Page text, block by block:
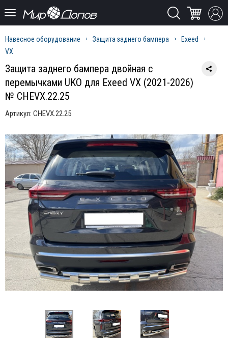
Навесное оборудование Защита заднего бампера
Exeed
VX
Защита заднего бампера двойная с
перемычками UKO для Exeed VX (2021-2026)
№ CHEVX.22.25
Артикул: CHEVX.22.25